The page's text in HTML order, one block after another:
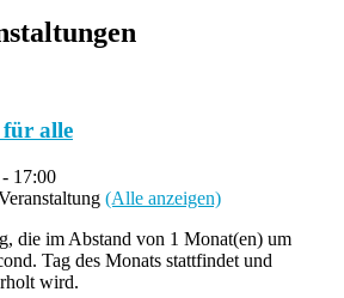
für alle
- 17:00
(Alle anzeigen)
die im Abstand von 1 Monat(en) um
Tag des Monats stattfindet und
wird.